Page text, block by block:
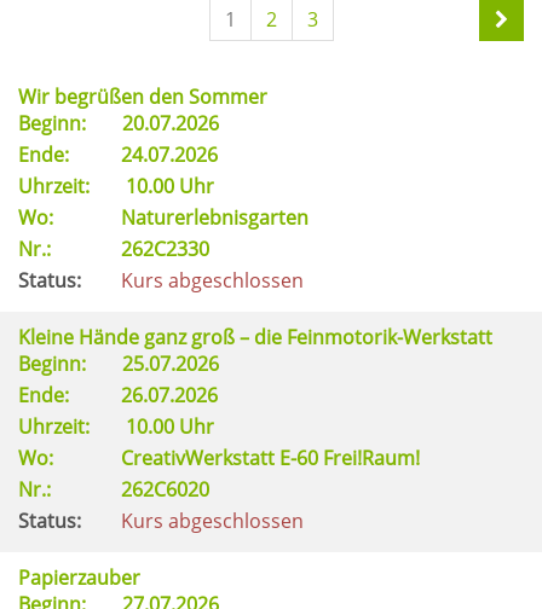
1 2 3
Wir begrüßen den Sommer
Beginn:
20.07.2026
Ende:
24.07.2026
Uhrzeit:
10.00 Uhr
Wo:
Naturerlebnisgarten
Nr.:
262C2330
Status:
Kurs abgeschlossen
Kleine Hände ganz groß – die Feinmotorik-Werkstatt
Beginn:
25.07.2026
Ende:
26.07.2026
Uhrzeit:
10.00 Uhr
Wo:
CreativWerkstatt E-60 Frei!Raum!
Nr.:
262C6020
Status:
Kurs abgeschlossen
Papierzauber